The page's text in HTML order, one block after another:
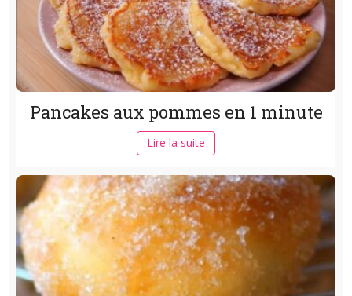
Pancakes aux pommes en 1 minute
Lire la suite